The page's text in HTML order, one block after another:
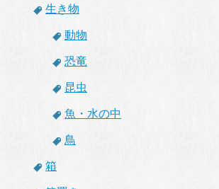
生き物
動物
恐竜
昆虫
魚・水の中
鳥
箱